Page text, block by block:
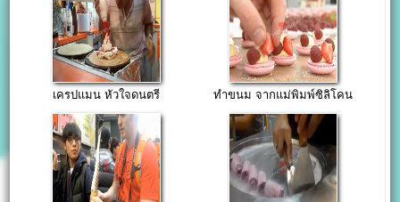
เครปแมน หัวใจดนตรี ทำขนม จากแม่พิมพ์ซิลิโคน